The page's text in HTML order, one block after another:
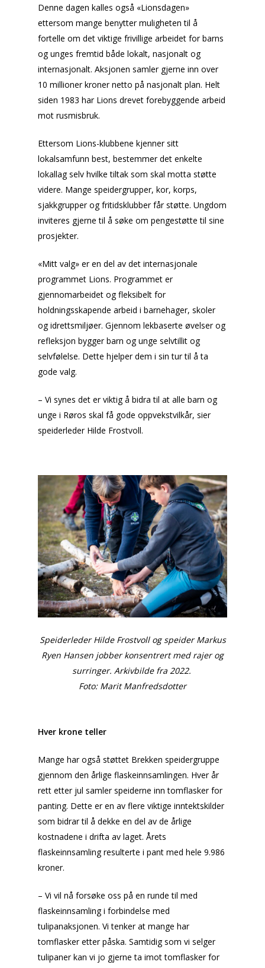
Denne dagen kalles også «Lionsdagen»
ettersom mange benytter muligheten til å
fortelle om det viktige frivillige arbeidet for barns
og unges fremtid både lokalt, nasjonalt og
internasjonalt. Aksjonen samler gjerne inn over
10 millioner kroner netto på nasjonalt plan. Helt
siden 1983 har Lions drevet forebyggende arbeid
mot rusmisbruk.
Ettersom Lions-klubbene kjenner sitt
lokalsamfunn best, bestemmer det enkelte
lokallag selv hvilke tiltak som skal motta støtte
videre. Mange speidergrupper, kor, korps,
sjakkgrupper og fritidsklubber får støtte. Ungdom
inviteres gjerne til å søke om pengestøtte til sine
prosjekter.
«Mitt valg» er en del av det internasjonale
programmet Lions. Programmet er
gjennomarbeidet og fleksibelt for
holdningsskapende arbeid i barnehager, skoler
og idrettsmiljøer. Gjennom lekbaserte øvelser og
refleksjon bygger barn og unge selvtillit og
selvfølelse. Dette hjelper dem i sin tur til å ta
gode valg.
– Vi synes det er viktig å bidra til at alle barn og
unge i Røros skal få gode oppvekstvilkår, sier
speiderleder Hilde Frostvoll.
Speiderleder Hilde Frostvoll og speider Markus
Ryen Hansen jobber konsentrert med rajer og
surringer. Arkivbilde fra 2022.
Foto: Marit Manfredsdotter
Hver krone teller
Mange har også støttet Brekken speidergruppe
gjennom den årlige flaskeinnsamlingen. Hver år
rett etter jul samler speiderne inn tomflasker for
panting. Dette er en av flere viktige inntektskilder
som bidrar til å dekke en del av de årlige
kostnadene i drifta av laget. Årets
flaskeinnsamling resulterte i pant med hele 9.986
kroner.
– Vi vil nå forsøke oss på en runde til med
flaskeinnsamling i forbindelse med
tulipanaksjonen. Vi tenker at mange har
tomflasker etter påska. Samtidig som vi selger
tulipaner kan vi jo gjerne ta imot tomflasker for